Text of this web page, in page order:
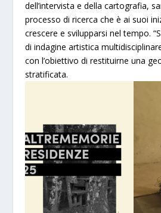
dell’intervista e della cartografia,
processo di ricerca che è ai suoi
crescere e svilupparsi nel tempo.
di indagine artistica
con l’obiettivo di restituirne una
stratificata.